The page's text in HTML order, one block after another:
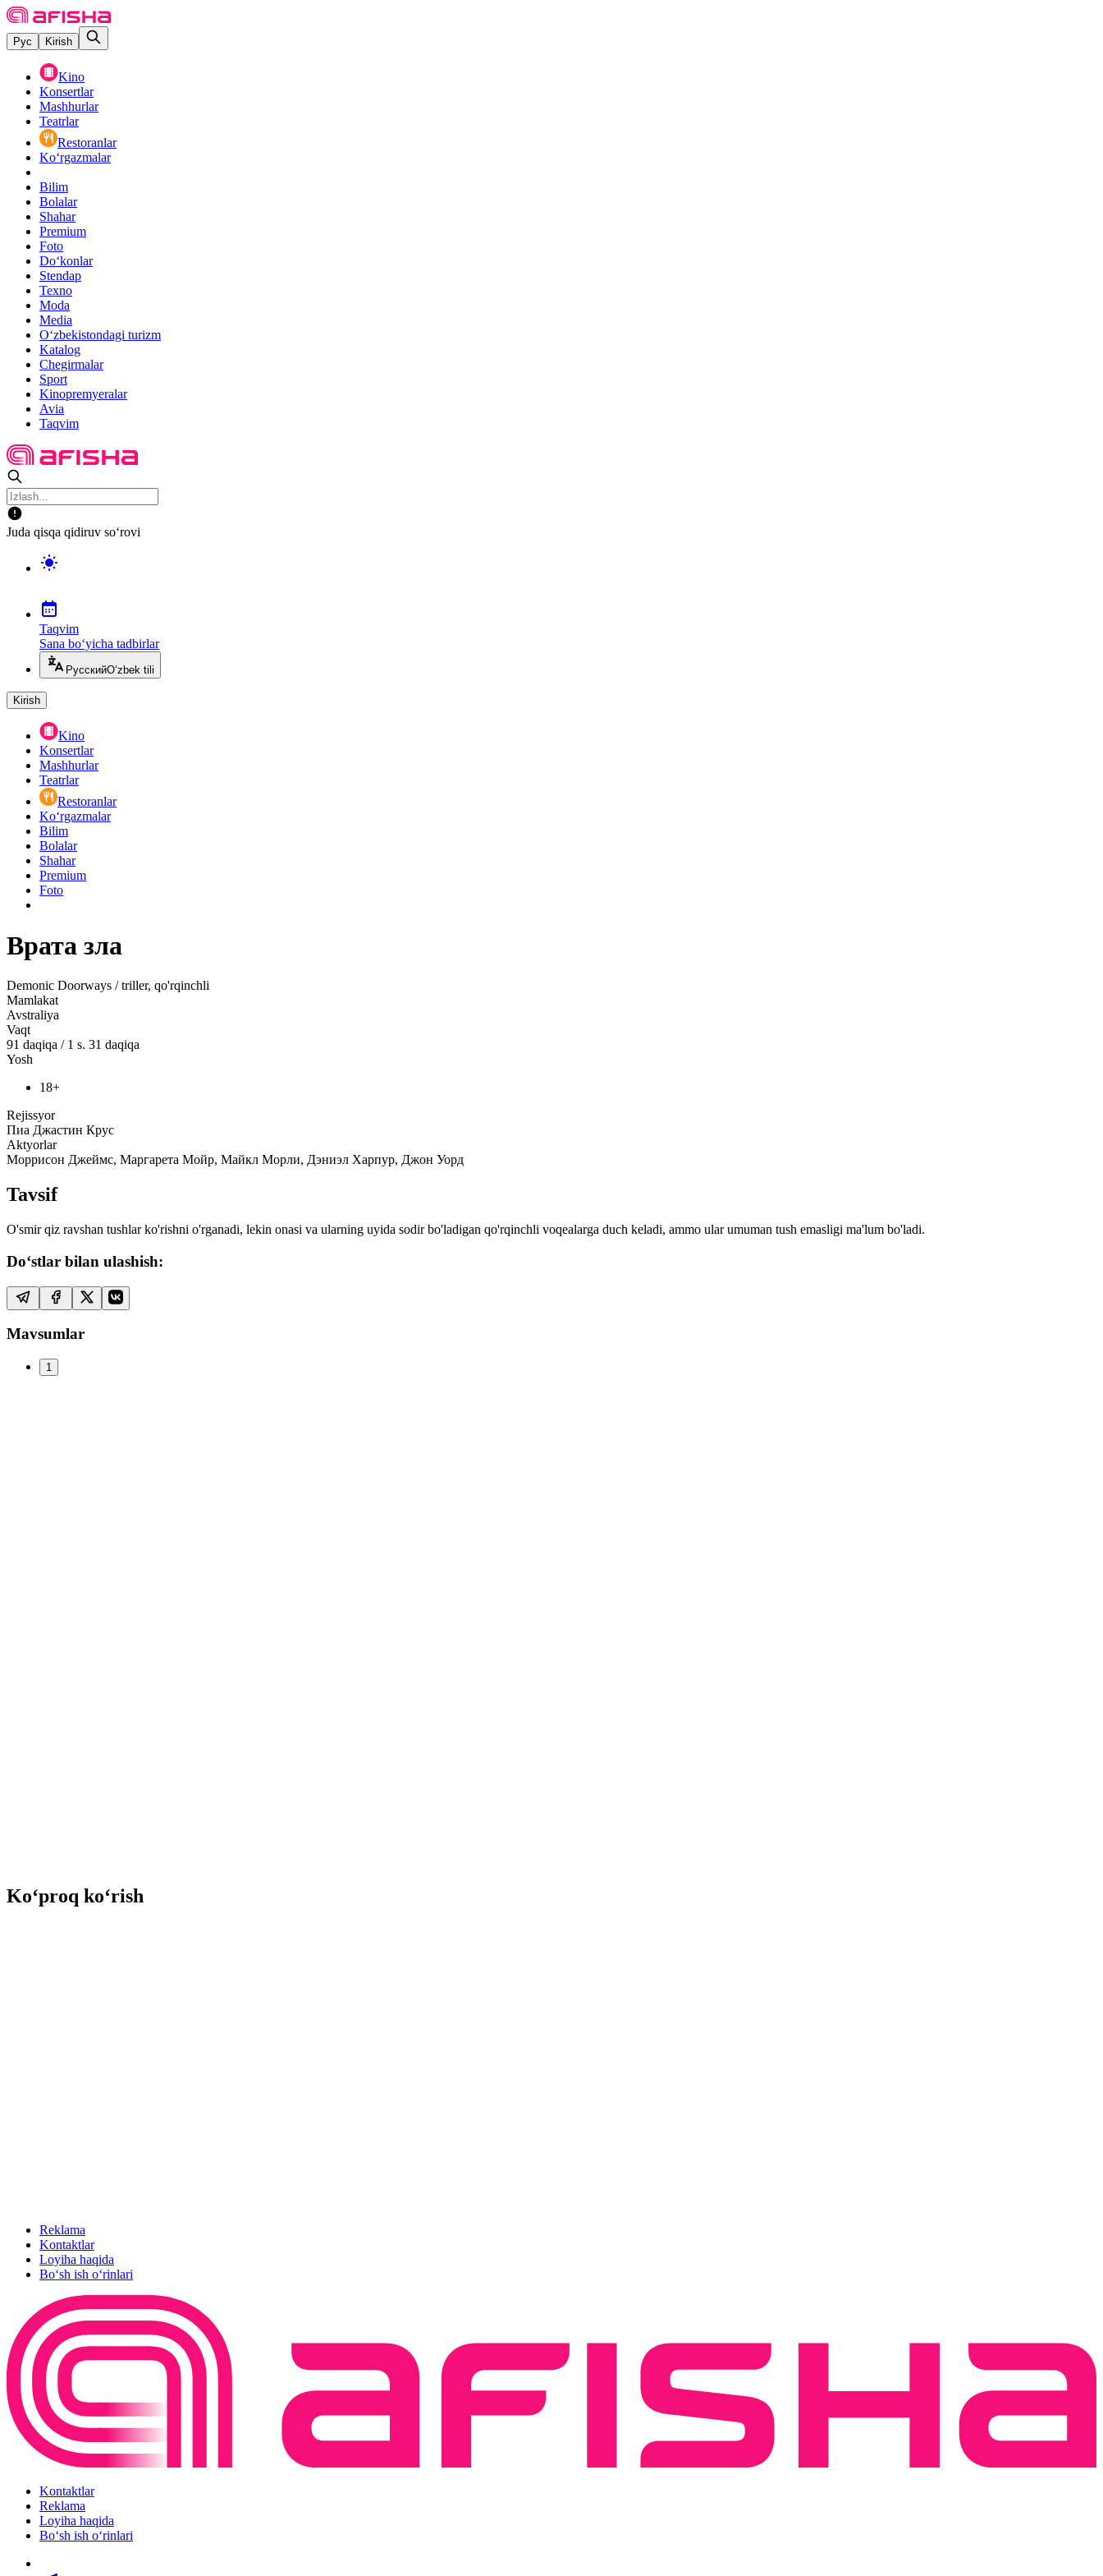
Рус Kirish
Kino
Konsertlar
Mashhurlar
Teatrlar
Restoranlar
Ko‘rgazmalar
Bilim
Bolalar
Shahar
Premium
Foto
Do‘konlar
Stendap
Texno
Moda
Media
O‘zbekistondagi turizm
Katalog
Chegirmalar
Sport
Kinopremyeralar
Avia
Taqvim
Juda qisqa qidiruv so‘rovi
Taqvim
Sana bo‘yicha tadbirlar
РусскийO‘zbek tili
Kirish
Kino
Konsertlar
Mashhurlar
Teatrlar
Restoranlar
Ko‘rgazmalar
Bilim
Bolalar
Shahar
Premium
Foto
Врата зла
Demonic Doorways / triller, qo'rqinchli
Mamlakat
Avstraliya
Vaqt
91 daqiqa / 1 s. 31 daqiqa
Yosh
18+
Rejissyor
Пиа Джастин Крус
Aktyorlar
Моррисон Джеймс, Маргарета Мойр, Майкл Морли, Дэниэл Харпур, Джон Уорд
Tavsif
O'smir qiz ravshan tushlar ko'rishni o'rganadi, lekin onasi va ularning uyida sodir bo'ladigan qo'rqinchli voqealarga duch keladi, ammo ular umuman tush emasligi ma'lum bo'ladi.
Do‘stlar bilan ulashish:
Mavsumlar
1
Ko‘proq ko‘rish
Reklama
Kontaktlar
Loyiha haqida
Bo‘sh ish o‘rinlari
Kontaktlar
Reklama
Loyiha haqida
Bo‘sh ish o‘rinlari